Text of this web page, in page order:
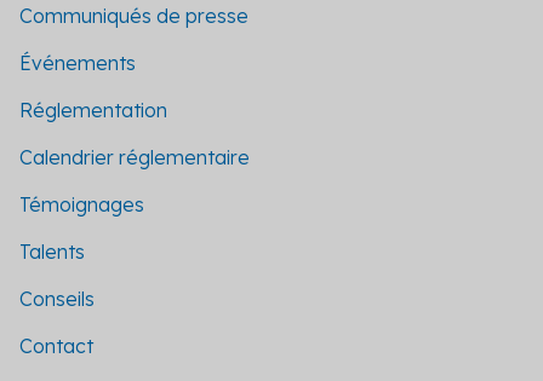
Communiqués de presse
Événements
Réglementation
Calendrier réglementaire
Témoignages
Talents
Conseils
Contact